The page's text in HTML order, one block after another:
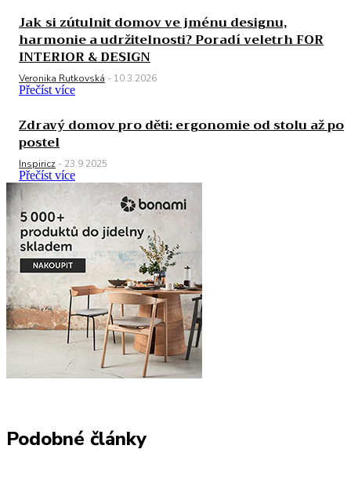
Jak si zútulnit domov ve jménu designu,
harmonie a udržitelnosti? Poradí veletrh FOR
INTERIOR & DESIGN
Veronika Rutkovská - 10.3.2026
Přečíst více
Zdravý domov pro děti: ergonomie od stolu až po
postel
Inspiricz - 23.9.2025
Přečíst více
Podobné články